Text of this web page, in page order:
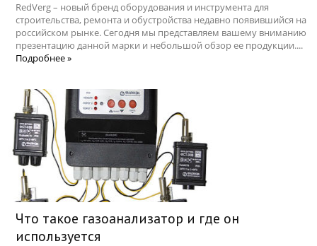
RedVerg – новый бренд оборудования и инструмента для
строительства, ремонта и обустройства недавно появившийся на
российском рынке. Сегодня мы представляем вашему вниманию
презентацию данной марки и небольшой обзор ее продукции....
Подробнее »
Что такое газоанализатор и где он
используется